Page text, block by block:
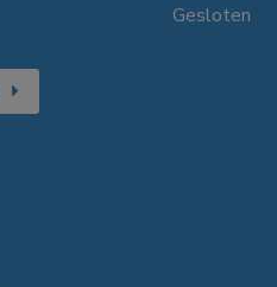
Gesloten